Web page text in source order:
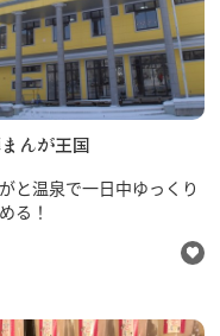
んが王国
と温泉で一日中ゆっくり
る！